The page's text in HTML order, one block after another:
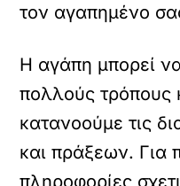
τον αγαπημένο
Η αγάπη μπορεί
πολλούς τρόπους
κατανοούμε τις
και πράξεων. Για
πληροφορίες